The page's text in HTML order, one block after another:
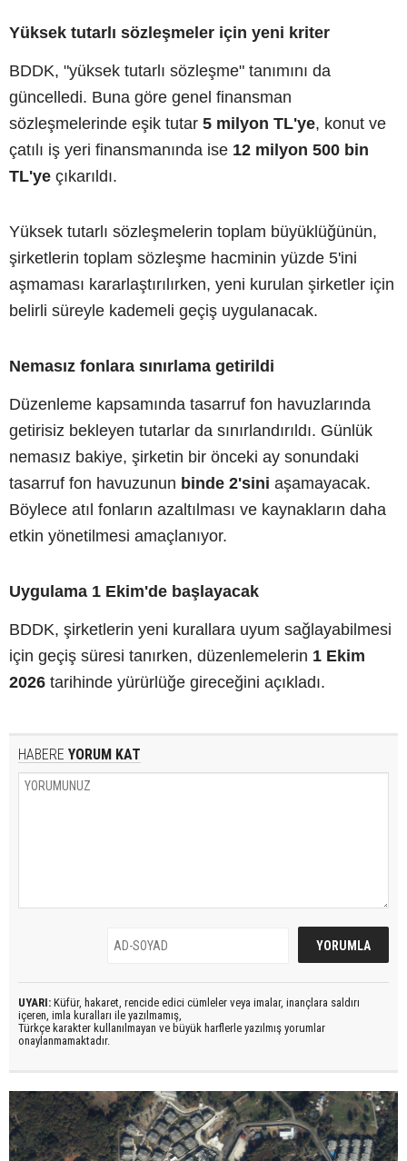
Yüksek tutarlı sözleşmeler için yeni kriter
BDDK, "yüksek tutarlı sözleşme" tanımını da
güncelledi. Buna göre genel finansman
sözleşmelerinde eşik tutar 5 milyon TL'ye, konut ve
çatılı iş yeri finansmanında ise 12 milyon 500 bin
TL'ye çıkarıldı.
Yüksek tutarlı sözleşmelerin toplam büyüklüğünün,
şirketlerin toplam sözleşme hacminin yüzde 5'ini
aşmaması kararlaştırılırken, yeni kurulan şirketler için
belirli süreyle kademeli geçiş uygulanacak.
Nemasız fonlara sınırlama getirildi
Düzenleme kapsamında tasarruf fon havuzlarında
getirisiz bekleyen tutarlar da sınırlandırıldı. Günlük
nemasız bakiye, şirketin bir önceki ay sonundaki
tasarruf fon havuzunun binde 2'sini aşamayacak.
Böylece atıl fonların azaltılması ve kaynakların daha
etkin yönetilmesi amaçlanıyor.
Uygulama 1 Ekim'de başlayacak
BDDK, şirketlerin yeni kurallara uyum sağlayabilmesi
için geçiş süresi tanırken, düzenlemelerin 1 Ekim
2026 tarihinde yürürlüğe gireceğini açıkladı.
HABERE YORUM KAT
UYARI: Küfür, hakaret, rencide edici cümleler veya imalar, inançlara saldırı
içeren, imla kuralları ile yazılmamış,
Türkçe karakter kullanılmayan ve büyük harflerle yazılmış yorumlar
onaylanmamaktadır.